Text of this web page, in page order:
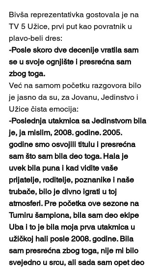
Bivša reprezentativka gostovala je na
TV 5 Užice, prvi put kao povratnik u
plavo-beli dres:
-Posle skoro dve decenije vratila sam
se u svoje ognjište i presrećna sam
zbog toga.
Već na samom početku razgovora bilo
je jasno da su, za Jovanu, Jedinstvo i
Užice čista emocija:
-Poslednja utakmica sa Jedinstvom bila
je, ja mislim, 2008. godine. 2005.
godine smo osvojili titulu i presrećna
sam što sam bila deo toga. Hala je
uvek bila puna i kad vidite vaše
prijatelje, roditelje, poznanike i naše
trubače, bilo je divno igrati u toj
atmosferi. Pre početka ove sezone na
Turniru šampiona, bila sam deo ekipe
Uba i to je bila moja prva utakmica u
užičkoj hali posle 2008. godine. Bila
sam presrećna zbog toga, nije mi bilo
svejedno u srcu, ali sada sam opet deo